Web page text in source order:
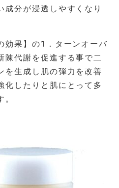
成分が浸透しやすくなり
効果】の1．ターンオーバ
陳代謝を促進する事で二
を生成し肌の弾力を改善
化したりと肌にとって多